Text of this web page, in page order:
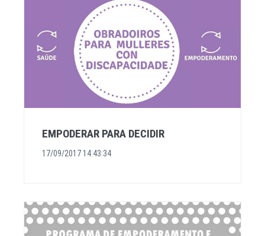
EMPODERAR PARA DECIDIR
17/09/2017 14:43:34